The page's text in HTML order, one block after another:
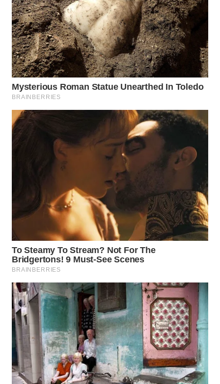
WN
MALUT
WN
DAIRI
WN
TOBA
WN
WN
SELATAN
WN
TANJUNG
WN
KARO
WN
SIMALUNGUN
WN